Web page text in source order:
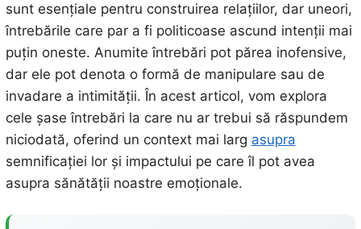
sunt esențiale pentru construirea relațiilor, dar uneori,
întrebările care par a fi politicoase ascund intenții mai
puțin oneste. Anumite întrebări pot părea inofensive,
dar ele pot denota o formă de manipulare sau de
invadare a intimității. În acest articol, vom explora
cele șase întrebări la care nu ar trebui să răspundem
niciodată, oferind un context mai larg asupra
semnificației lor și impactului pe care îl pot avea
asupra sănătății noastre emoționale.